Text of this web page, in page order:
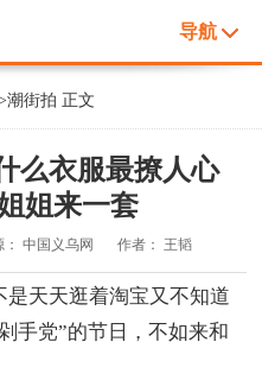
导航
潮街拍 正文
么衣服最撩人心
姐来一套
：中国义乌网 作者： 王韬
天天逛着淘宝又不知道
手党”的节日，不如来和